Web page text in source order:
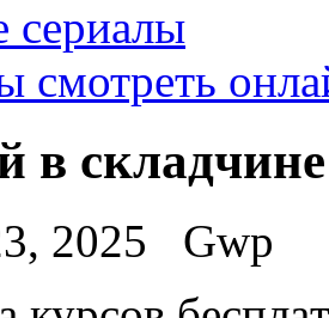
сериалы
смотреть
в
2025
Gwp